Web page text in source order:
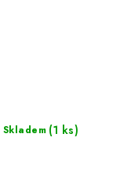
Skladem (1 ks)